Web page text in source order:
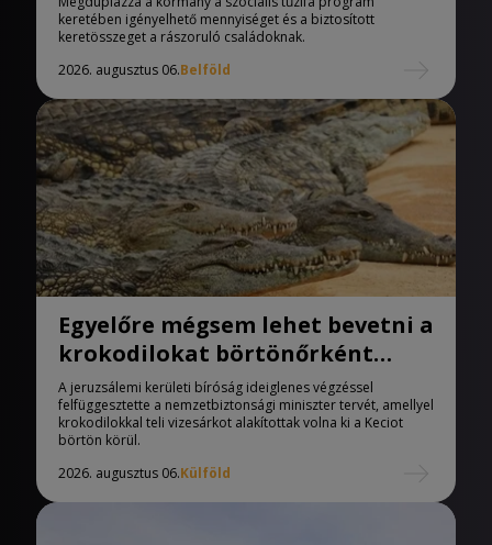
mennyiséget
keretében igényelhető mennyiséget és a biztosított
keretösszeget a rászoruló családoknak.
2026. augusztus 06.Belföld
Egyelőre mégsem lehet bevetni a
krokodilokat börtönőrként
Izraelben
A jeruzsálemi kerületi bíróság ideiglenes végzéssel
felfüggesztette a nemzetbiztonsági miniszter tervét, amellyel
krokodilokkal teli vizesárkot alakítottak volna ki a Keciot
börtön körül.
2026. augusztus 06.Külföld